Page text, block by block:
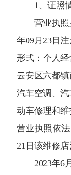
1、证照
营业执照显
年09月23日
形式：个人
云安区六都镇
汽车空调、
动车修理和
营业执照依
21日该维修店
2023年6月